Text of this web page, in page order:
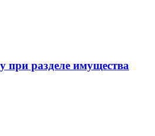
при разделе имущества